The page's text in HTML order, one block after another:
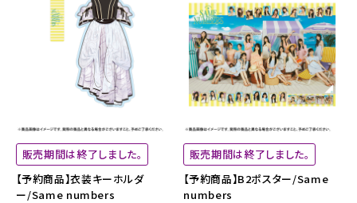
販売期間は終了しました。
【予約商品】衣装キーホルダ
ー/Same numbers
販売期間は終了しました。
【予約商品】B2ポスター/Same
numbers